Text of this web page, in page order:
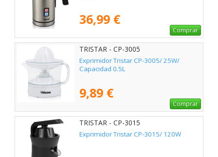
36,99 €
Comprar
TRISTAR - CP-3005
Exprimidor Tristar CP-3005/ 25W/
Capacidad 0.5L
9,89 €
Comprar
TRISTAR - CP-3015
Exprimidor Tristar CP-3015/ 120W